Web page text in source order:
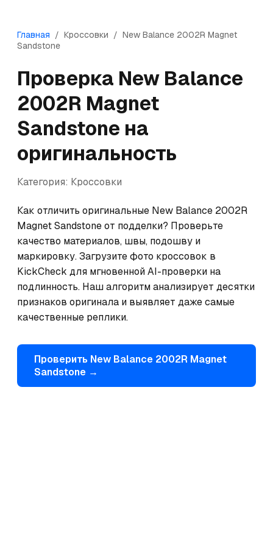
Главная / Кроссовки / New Balance 2002R Magnet
Sandstone
Проверка New Balance
2002R Magnet
Sandstone на
оригинальность
Категория: Кроссовки
Как отличить оригинальные New Balance 2002R
Magnet Sandstone от подделки? Проверьте
качество материалов, швы, подошву и
маркировку. Загрузите фото кроссовок в
KickCheck для мгновенной AI-проверки на
подлинность. Наш алгоритм анализирует десятки
признаков оригинала и выявляет даже самые
качественные реплики.
Проверить New Balance 2002R Magnet
Sandstone →